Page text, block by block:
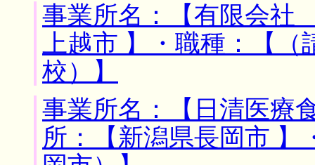
事業所名：【有限会社
上越市 】・職種：【
校）】
事業所名：【日清医療
所：【新潟県長岡市 】